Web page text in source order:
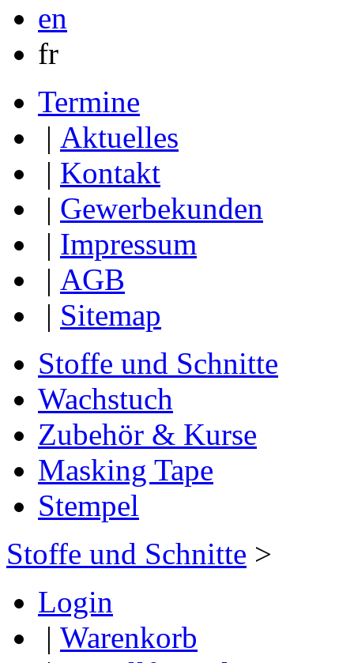
en
fr
Termine
| Aktuelles
| Kontakt
| Gewerbekunden
| Impressum
| AGB
| Sitemap
Stoffe und Schnitte
Wachstuch
Zubehör & Kurse
Masking Tape
Stempel
Stoffe und Schnitte >
Login
| Warenkorb